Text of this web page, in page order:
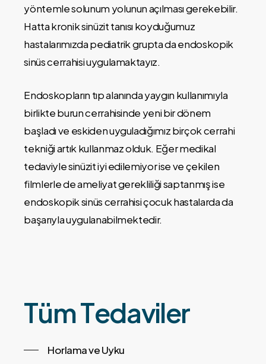
yöntemle solunum yolunun açılması gerekebilir.
Hatta kronik sinüzit tanısı koyduğumuz
hastalarımızda pediatrik grupta da endoskopik
sinüs cerrahisi uygulamaktayız.
Endoskopların tıp alanında yaygın kullanımıyla
birlikte burun cerrahisinde yeni bir dönem
başladı ve eskiden uyguladığımız birçok cerrahi
tekniği artık kullanmaz olduk. Eğer medikal
tedaviyle sinüzit iyi edilemiyor ise ve çekilen
filmlerle de ameliyat gerekliliği saptanmış ise
endoskopik sinüs cerrahisi çocuk hastalarda da
başarıyla uygulanabilmektedir.
TümTedaviler
Horlama ve Uyku